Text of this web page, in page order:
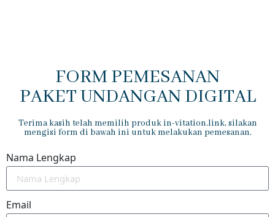
FORM PEMESANAN
PAKET UNDANGAN DIGITAL
Terima kasih telah memilih produk in-vitation.link, silakan
mengisi form di bawah ini untuk melakukan pemesanan.
Nama Lengkap
Email